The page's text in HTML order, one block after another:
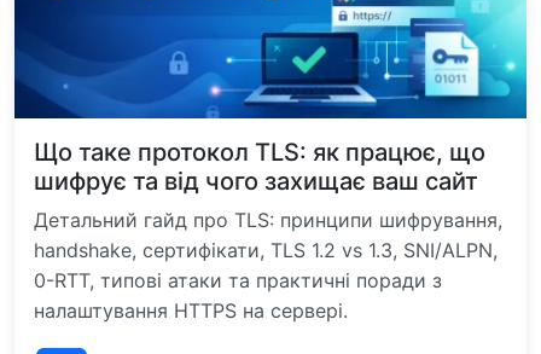
Що таке протокол TLS: як працює, що
шифрує та від чого захищає ваш сайт
Детальний гайд про TLS: принципи шифрування,
handshake, сертифікати, TLS 1.2 vs 1.3, SNI/ALPN,
0-RTT, типові атаки та практичні поради з
налаштування HTTPS на сервері.